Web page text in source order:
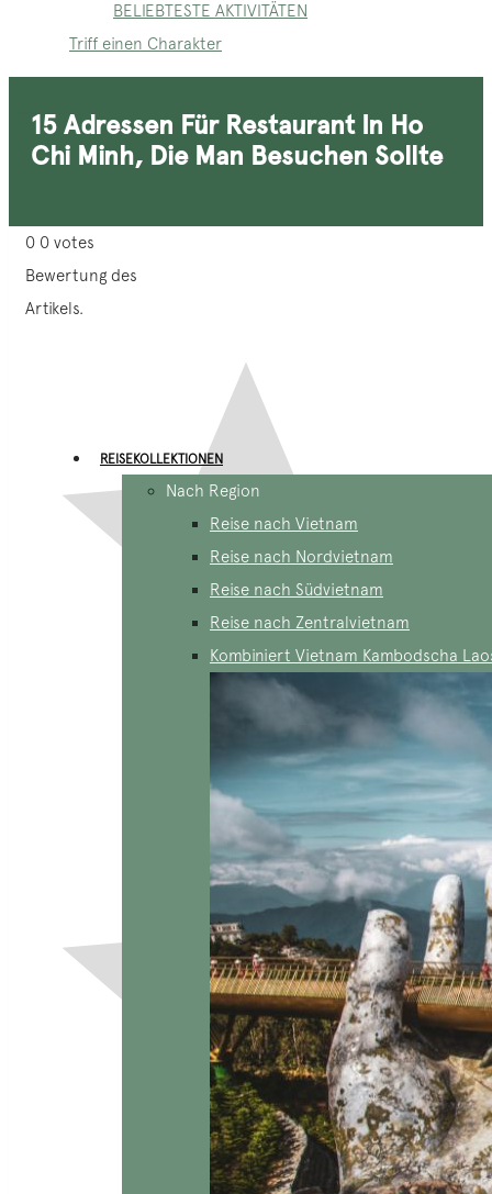
BELIEBTESTE AKTIVITÄTEN
Triff einen Charakter
REISEKOLLEKTIONEN
Nach Region
Reise nach Vietnam
Reise nach Nordvietnam
Reise nach Südvietnam
Reise nach Zentralvietnam
Kombiniert Vietnam Kambodscha
15 Adressen Für Restaurant In Ho
Chi Minh, Die Man Besuchen Sollte
0 0 votes
Bewertung des
Artikels.